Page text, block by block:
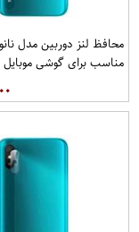
محافظ لنز دوربین مدل
مناسب برای گوشی موبایل